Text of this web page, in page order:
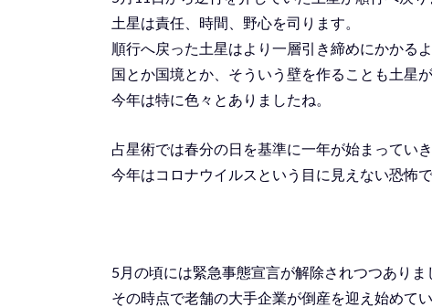
土星は責任、時間、野心を司ります。
順行へ戻った土星はより一層引き締めにかかる
国とか国境とか、そういう壁を作ることも土星が
今年は特に色々とありましたね。
占星術では春分の日を基準に一年が始まっていき
今年はコロナウイルスという目に見えない恐怖で
5月の頃には緊急事態宣言が解除されつつありま
その時点で老舗の大手企業が倒産を迎え始めてい